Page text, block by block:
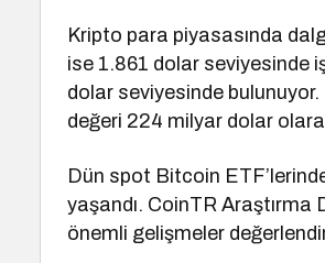
Kripto para piyasasında
ise 1.861 dolar seviyesinde
dolar seviyesinde
değeri 224 milyar dolar
Dün spot Bitcoin
yaşandı. CoinTR Araştırma
önemli gelişmeler